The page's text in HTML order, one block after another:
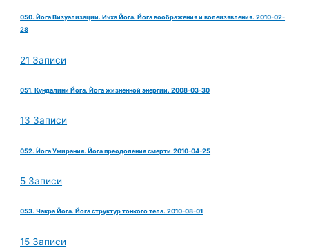
050. Йога Визуализации. Ичха Йога. Йога воображения и волеизявления. 2010-02-
28
21 Записи
051. Кундалини Йога. Йога жизненной энергии. 2008-03-30
13 Записи
052. Йога Умирания. Йога преодоления смерти.2010-04-25
5 Записи
053. Чакра Йога. Йога структур тонкого тела. 2010-08-01
15 Записи